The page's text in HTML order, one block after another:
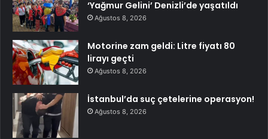
‘Yağmur Gelini’ Denizli’de yaşatıldı
Ağustos 8, 2026
Motorine zam geldi: Litre fiyatı 80
lirayı geçti
Ağustos 8, 2026
İstanbul’da suç çetelerine operasyon!
Ağustos 8, 2026